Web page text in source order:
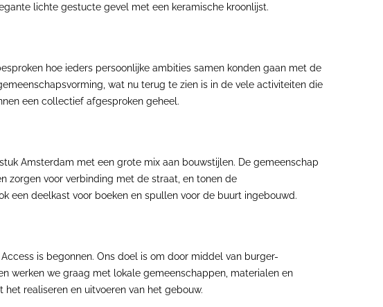
lichte gestucte gevel met een keramische kroonlijst.
hoe ieders persoonlijke ambities samen konden gaan met de
wat nu terug te zien is in de vele activiteiten die
een collectief afgesproken geheel.
Amsterdam met een grote mix aan bouwstijlen. De gemeenschap
zorgen voor verbinding met de straat, en tonen de
een deelkast voor boeken en spullen voor de buurt ingebouwd.
is begonnen. Ons doel is om door middel van burger-
werken we graag met lokale gemeenschappen, materialen en
realiseren en uitvoeren van het gebouw.